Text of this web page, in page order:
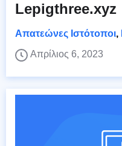
Lepigthree.xyz
Απατεώνες Ιστότοποι,
Απρίλιος 6, 2023